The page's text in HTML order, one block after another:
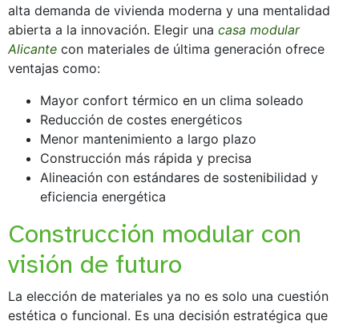
alta demanda de vivienda moderna y una mentalidad
abierta a la innovación. Elegir una casa modular
Alicante con materiales de última generación ofrece
ventajas como:
Mayor confort térmico en un clima soleado
Reducción de costes energéticos
Menor mantenimiento a largo plazo
Construcción más rápida y precisa
Alineación con estándares de sostenibilidad y
eficiencia energética
Construcción modular con
visión de futuro
La elección de materiales ya no es solo una cuestión
estética o funcional. Es una decisión estratégica que